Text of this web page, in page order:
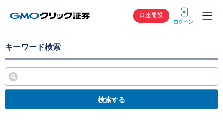
GMOクリック
口座開設
キーワード検索
検索する